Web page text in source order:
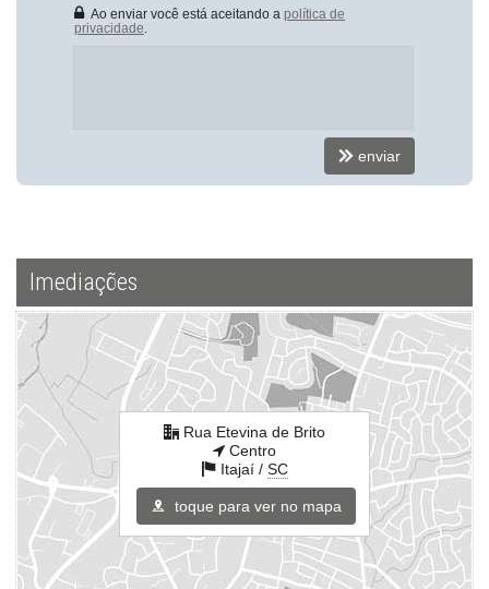
Endereço: Ao enviar você está aceitando a política de
privacidade
enviar
Imediações
Rua Etevina de Brito
Centro
Itajaí / SC
toque para ver no mapa